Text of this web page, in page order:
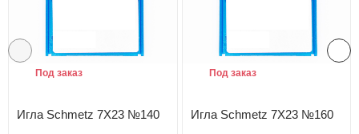
Игла Schmetz 7X23 №140
Под заказ
Игла Schmetz 7X23 №160
Под заказ